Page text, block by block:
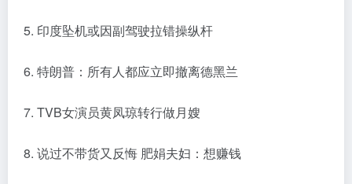
5. 印度坠机或因副驾驶拉错操纵杆
6. 特朗普：所有人都应立即撤离德黑兰
7. TVB女演员黄凤琼转行做月嫂
8. 说过不带货又反悔 肥娟夫妇：想赚钱